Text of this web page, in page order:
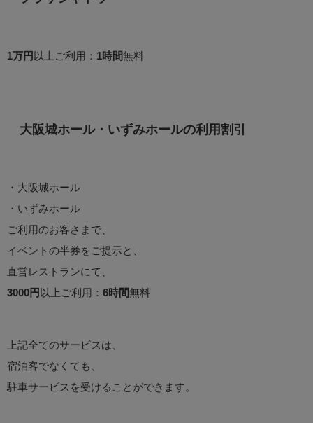
1万円 以上ご利用： 1時間無料
大阪城ホール・いずみホールの利用割引
・大阪城ホール
・いずみホール
ご利用のお客さまで、
イベントの半券をご提示と、
直営レストランにて、
3000円 以上ご利用： 6時間無料
上記全てのサービスは、
宿泊客でなくても、
駐車サービスを受けることができます。